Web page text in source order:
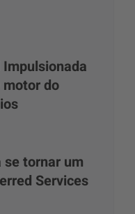
motor do
se tornar um
Services